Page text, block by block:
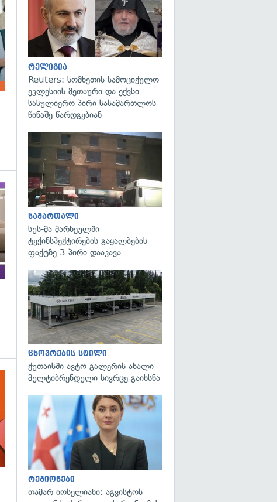
რელიგია
Reuters: სომხეთის სამოციქულო
ეკლესიის მეთაური და ექვსი
სასულიერო პირი სასამართლოს
წინაშე წარდგებიან
სამართალი
სუს-მა მარნეულში
ტექინსპექტირების გაყალბების
ფაქტზე 3 პირი დააკავა
ცხოვრების სტილი
ქუთაისში ავტო გალერის ახალი
მულტიბრენდული სივრცე გაიხსნა
რეგიონები
თამარ იოსელიანი: აგვისტოს